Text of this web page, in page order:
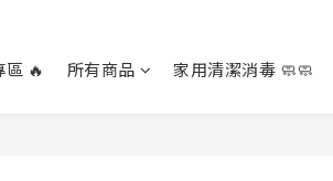
區 🔥 所有商品 家用清潔消毒 🧼🧼